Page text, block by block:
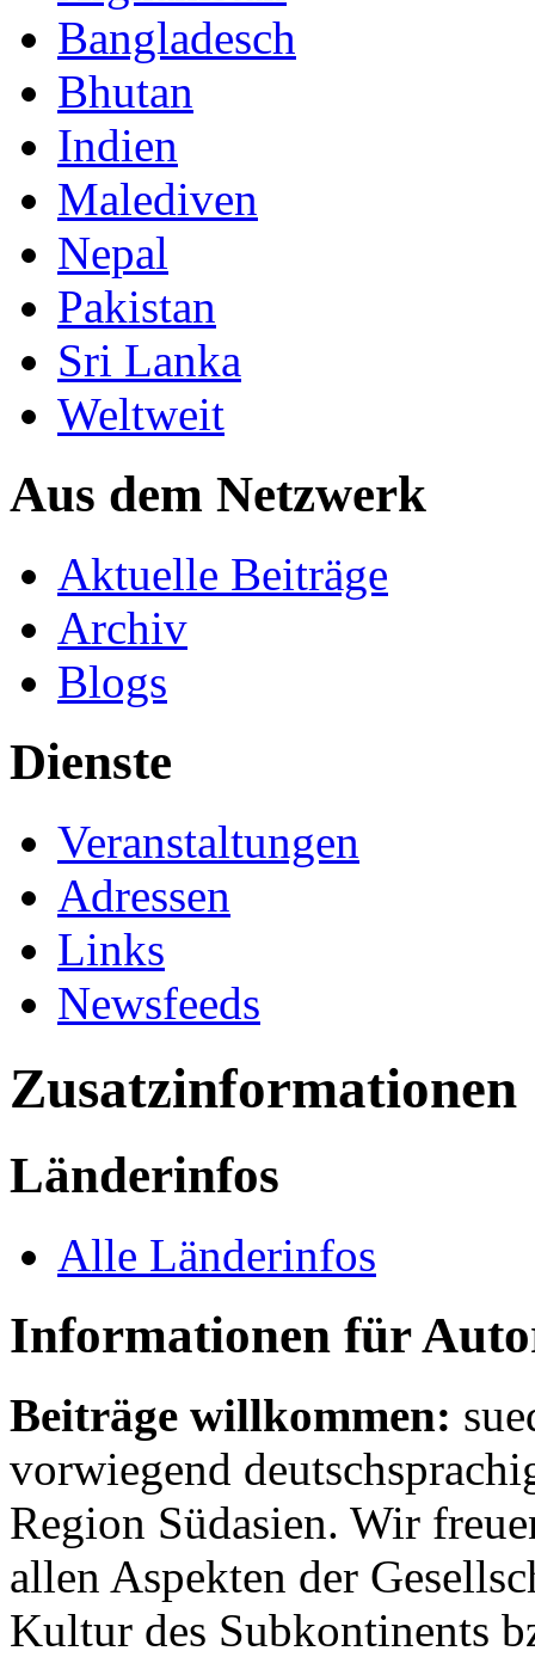
Bangladesch
Bhutan
Indien
Malediven
Nepal
Pakistan
Sri Lanka
Weltweit
Aus dem Netzwerk
Aktuelle Beiträge
Archiv
Blogs
Dienste
Veranstaltungen
Adressen
Links
Newsfeeds
Zusatzinformationen
Länderinfos
Alle Länderinfos
Informationen für
Beiträge willkommen:
vorwiegend
Region Südasien. Wir
allen Aspekten der
Kultur des Subkontinents